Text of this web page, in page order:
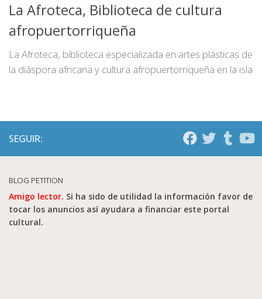
La Afroteca, Biblioteca de cultura
afropuertorriqueña
La Afroteca, biblioteca especializada en artes plásticas de
la diáspora africana y cultura afropuertorriqueña en la isla
SEGUIR:
BLOG PETITION
Amigo lector. Si ha sido de utilidad la información favor de
tocar los anuncios así ayudara a financiar este portal
cultural.